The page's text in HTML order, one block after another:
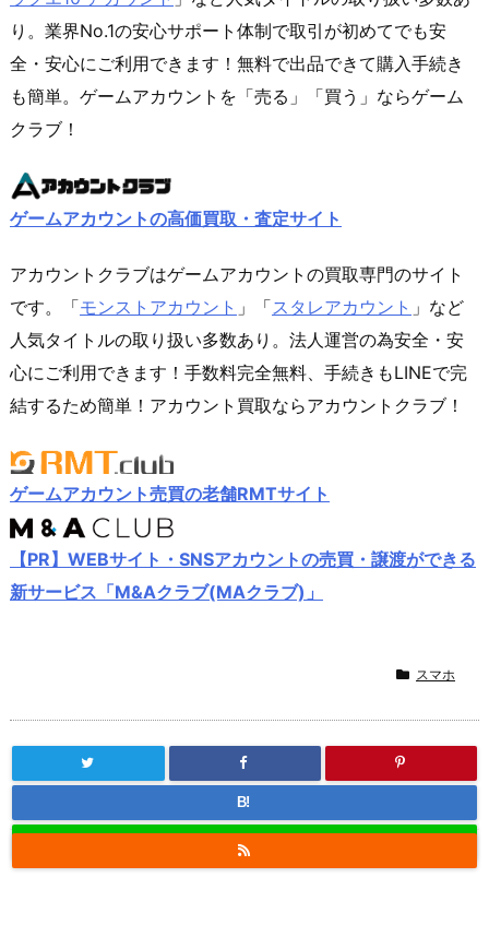
り。業界No.1の安心サポート体制で取引が初めてでも安
全・安心にご利用できます！無料で出品できて購入手続き
も簡単。ゲームアカウントを「売る」「買う」ならゲーム
クラブ！
ゲームアカウントの高価買取・査定サイト
アカウントクラブはゲームアカウントの買取専門のサイト
です。「モンストアカウント 」「スタレアカウント 」など
人気タイトルの取り扱い多数あり。法人運営の為安全・安
心にご利用できます！手数料完全無料、手続きもLINEで完
結するため簡単！アカウント買取ならアカウントクラブ！
ゲームアカウント売買の老舗RMTサイト
【PR】WEBサイト・SNSアカウントの売買・譲渡ができる
新サービス「M&Aクラブ(MAクラブ)」
スマホ
B!